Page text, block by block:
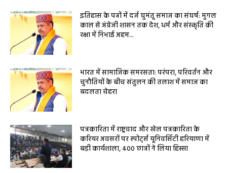
इतिहास के पन्नों में दर्ज घुमंतू समाज का संघर्ष: मुगल
काल से अंग्रेजी शासन तक देश, धर्म और संस्कृति की
रक्षा में निभाई अहम...
भारत में सामाजिक समरसता: परंपरा, परिवर्तन और
चुनौतियों के बीच संतुलन की तलाश में समाज का
बदलता चेहरा
पत्रकारिता में राष्ट्रवाद और खेल पत्रकारिता के
करियर अवसरों पर स्पोर्ट्स यूनिवर्सिटी हरियाणा में
बड़ी कार्यशाला, 400 छात्रों ने लिया हिस्सा